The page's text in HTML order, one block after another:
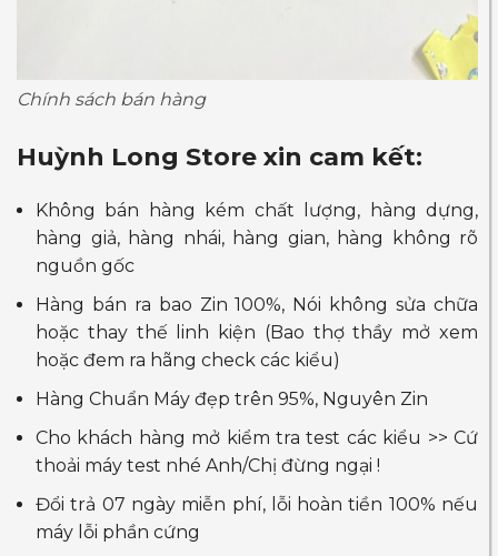
Chính sách bán hàng
Huỳnh Long Store xin cam kết:
Không bán hàng kém chất lượng, hàng dựng,
hàng giả, hàng nhái, hàng gian, hàng không rõ
nguồn gốc
Hàng bán ra bao Zin 100%, Nói không sửa chữa
hoặc thay thế linh kiện (Bao thợ thầy mở xem
hoặc đem ra hãng check các kiểu)
Hàng Chuẩn Máy đẹp trên 95%, Nguyên Zin
Cho khách hàng mở kiểm tra test các kiểu >> Cứ
thoải máy test nhé Anh/Chị đừng ngại !
Đổi trả 07 ngày miễn phí, lỗi hoàn tiền 100% nếu
máy lỗi phần cứng